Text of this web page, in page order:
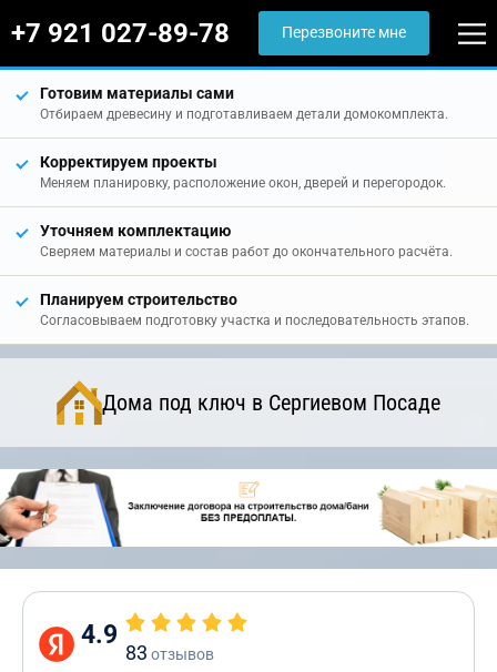
+7 921 027-89-78 Перезвоните мне
Готовим материалы сами
Отбираем древесину и подготавливаем детали домокомплекта.
Корректируем проекты
Меняем планировку, расположение окон, дверей и перегородок.
Уточняем комплектацию
Сверяем материалы и состав работ до окончательного расчёта.
Планируем строительство
Согласовываем подготовку участка и последовательность этапов.
Дома под ключ в Сергиевом Посаде
4.9
83 отзывов